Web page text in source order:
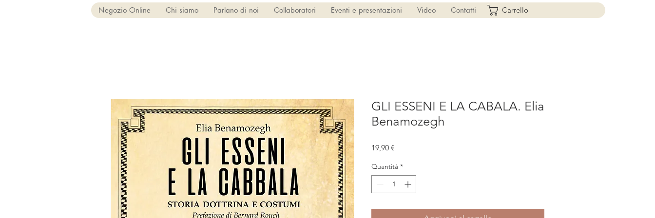
Negozio Online Chi siamo Parlano di noi Collaboratori Eventi e presentazioni Video Contatti Carrello
GLI ESSENI E LA CABALA. Elia
Benamozegh
19,90 €
Quantità *